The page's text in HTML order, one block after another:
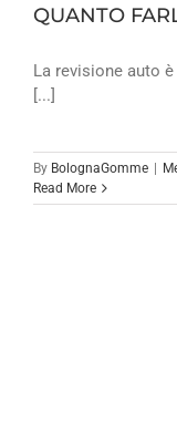
QUANTO
La revisione auto
[...]
By BolognaGomme
Read More